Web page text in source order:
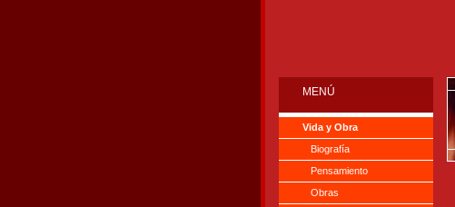
MENÚ
Vida y Obra
Biografía
Pensamiento
Obras